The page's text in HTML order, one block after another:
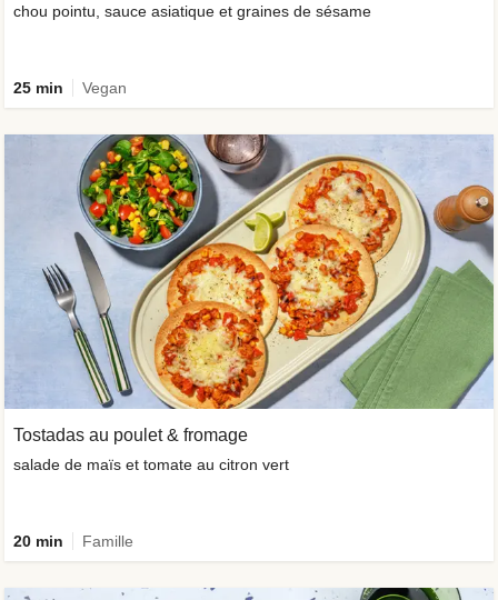
chou pointu, sauce asiatique et graines de sésame
25 min Vegan
Tostadas au poulet & fromage
salade de maïs et tomate au citron vert
20 min Famille